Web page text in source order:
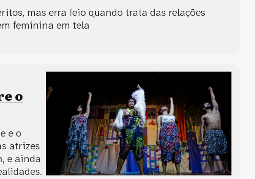
mas erra feio quando trata das relações
feminina em tela
o
e o
atrizes
e ainda